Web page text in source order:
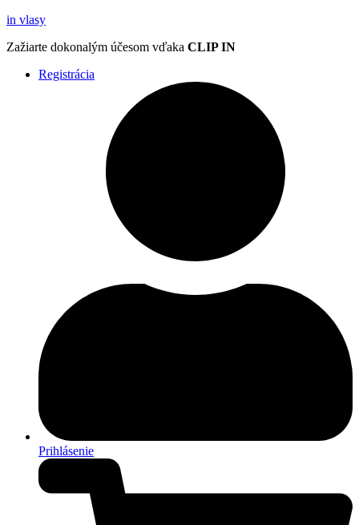
in vlasy
Zažiarte dokonalým účesom vďaka CLIP IN
Registrácia
Prihlásenie